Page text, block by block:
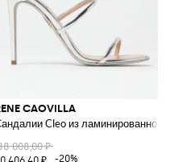
кожи
CAOVILLA
Cleo из ламинированной
008,00 ₽
-20%